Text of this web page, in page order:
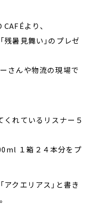
より、
残暑見舞い」のプレゼ
さんや物流の現場で
くれているリスナー５
１箱２４本分をプ
クエリアス」と書き